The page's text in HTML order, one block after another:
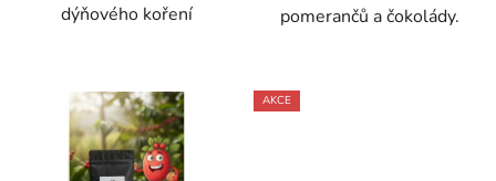
dýňového koření
pomerančů a čokolády.
AKCE